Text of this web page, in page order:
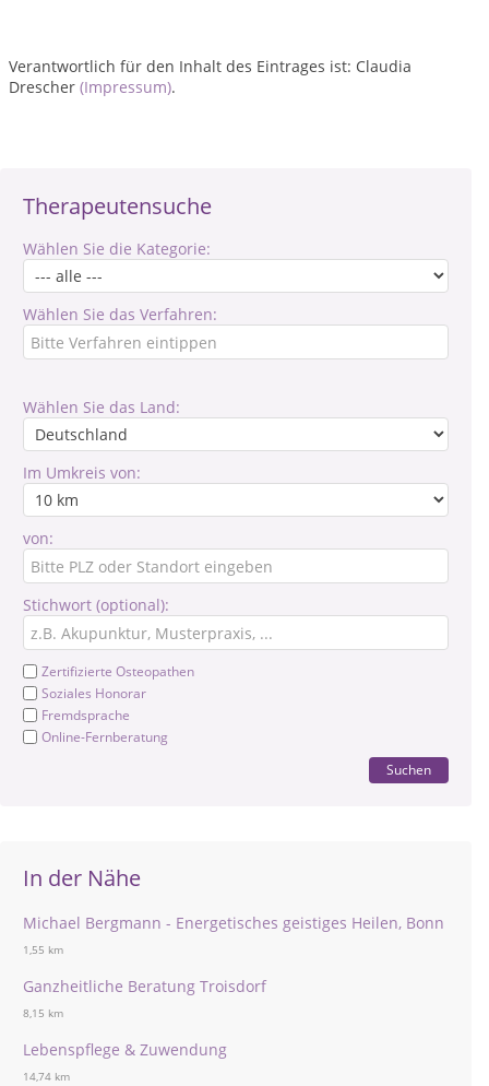
Therapeutensuche
Wählen Sie die Kategorie:
Wählen Sie das Verfahren:
Wählen Sie das Land:
Im Umkreis von:
von:
Stichwort (optional):
Zertifizierte Osteopathen
Soziales Honorar
Fremdsprache
Online-Fernberatung
Suchen
In der Nähe
Michael Bergmann - Energetisches geistiges Heilen, Bonn
1,55 km
Ganzheitliche Beratung Troisdorf
8,15 km
Lebenspflege & Zuwendung
14,74 km
Verantwortlich für den Inhalt des Eintrages ist: Claudia
Drescher (Impressum).